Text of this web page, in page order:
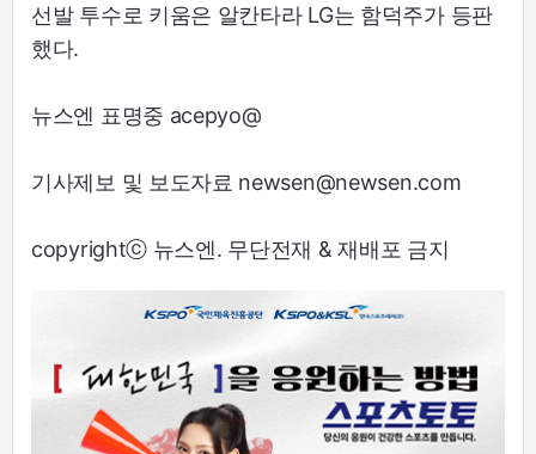
선발 투수로 키움은 알칸타라 LG는 함덕주가 등판
했다.
뉴스엔 표명중 acepyo@
기사제보 및 보도자료 newsen@newsen.com
copyrightⓒ 뉴스엔. 무단전재 & 재배포 금지